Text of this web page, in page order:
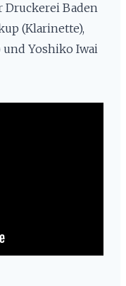
Baden
(Klarinette),
und Yoshiko Iwai